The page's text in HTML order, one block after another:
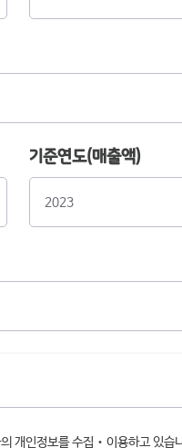
기준연도(매출액)